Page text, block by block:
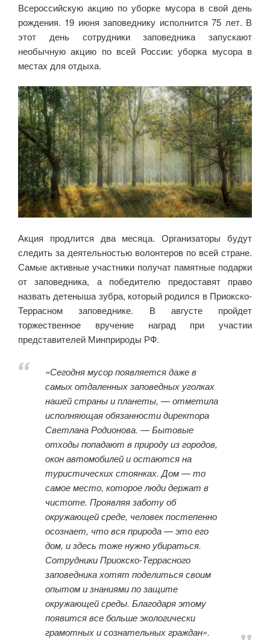
Всероссийскую акцию по уборке мусора в свой день
рождения. 19 июня заповеднику исполнится 75 лет. В
этот день сотрудники заповедника запускают
необычную акцию по всей России: уборка мусора в
местах для отдыха.
Акция продлится два месяца. Организаторы будут
следить за деятельностью волонтеров по всей стране.
Самые активные участники получат памятные подарки
от заповедника, а победителю предоставят право
назвать детеныша зубра, который родился в Приокско-
Террасном заповеднике. В августе пройдет
торжественное вручение наград при участии
представителей Минприроды РФ.
«Сегодня мусор появляется даже в
самых отдаленных заповедных уголках
нашей страны и планеты, — отметила
исполняющая обязанности директора
Светлана Родионова. — Бытовые
отходы попадают в природу из городов,
окон автомобилей и остаются на
туристических стоянках. Дом — то
самое место, которое люди держат в
чистоте. Проявляя заботу об
окружающей среде, человек постепенно
осознает, что вся природа — это его
дом, и здесь тоже нужно убираться.
Сотрудники Приокско-Террасного
заповедника хотят поделиться своим
опытом и знаниями по защите
окружающей среды. Благодаря этому
появится все больше экологически
грамотных и сознательных граждан».